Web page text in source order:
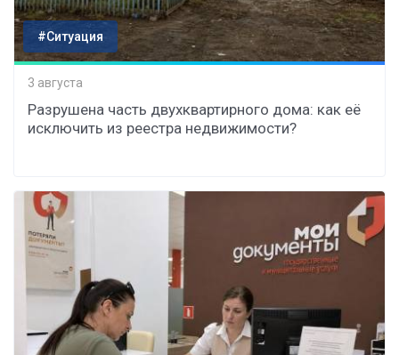
#Ситуация
3 августа
Разрушена часть двухквартирного дома: как её
исключить из реестра недвижимости?